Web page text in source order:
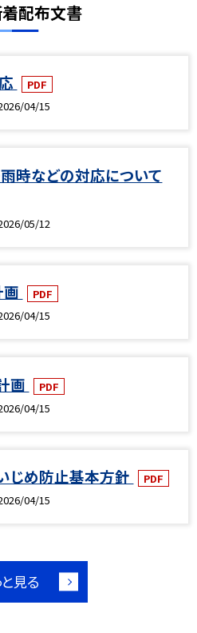
配布文書
PDF
04/15
雨時などの対応について
05/12
画
PDF
04/15
画
PDF
04/15
め防止基本方針
PDF
04/15
見る